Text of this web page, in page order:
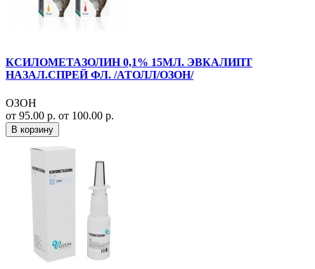
КСИЛОМЕТАЗОЛИН 0,1% 15МЛ. ЭВКАЛИПТ
НАЗАЛ.СПРЕЙ ФЛ. /АТОЛЛ/ОЗОН/
ОЗОН
от 95.00 р. от 100.00 р.
В корзину